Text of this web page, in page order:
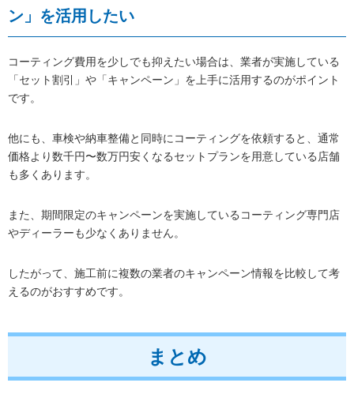
ン」を活用したい
コーティング費用を少しでも抑えたい場合は、業者が実施している
「セット割引」や「キャンペーン」を上手に活用するのがポイント
です。
他にも、車検や納車整備と同時にコーティングを依頼すると、通常
価格より数千円〜数万円安くなるセットプランを用意している店舗
も多くあります。
また、期間限定のキャンペーンを実施しているコーティング専門店
やディーラーも少なくありません。
したがって、施工前に複数の業者のキャンペーン情報を比較して考
えるのがおすすめです。
まとめ